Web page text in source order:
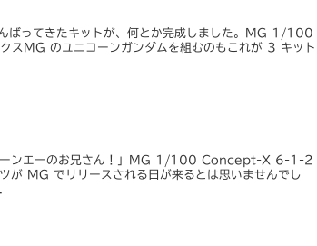
ばってきたキットが、何とか完成しました。MG 1/100
スMG のユニコーンガンダムを組むのもこれが 3 キット
ターンエーのお兄さん！」MG 1/100 Concept-X 6-1-2
が MG でリリースされる日が来るとは思いませんでし